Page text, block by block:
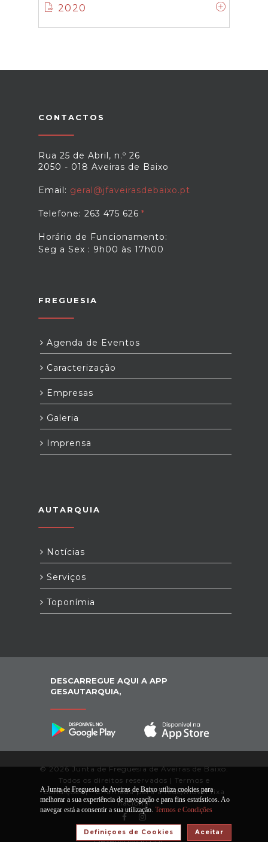
2020
CONTACTOS
Rua 25 de Abril, n.º 26
2050 - 018 Aveiras de Baixo
Email: geral@jfaveirasdebaixo.pt
Telefone: 263 475 626
Horário de Funcionamento:
Seg a Sex : 9h00 às 17h00
FREGUESIA
Agenda de Eventos
Caracterização
Empresas
Galeria
Imprensa
AUTARQUIA
Notícias
Serviços
Toponímia
DESCARREGUE AQUI A APP
GESAUTARQUIA,
© 2026 Junta de Freguesia de Aveiras de Baixo.
Todos os direitos reservados | Termos e
Condições|*Chamada para a rede/móvel fixa
nacional
A Junta de Freguesia de Aveiras de Baixo utiliza cookies para
melhorar a sua experiência de navegação e para fins estatísticos. Ao
navegar está a consentir a sua utilização. Termos e Condições
Aceitar
Definiçoes de Cookies